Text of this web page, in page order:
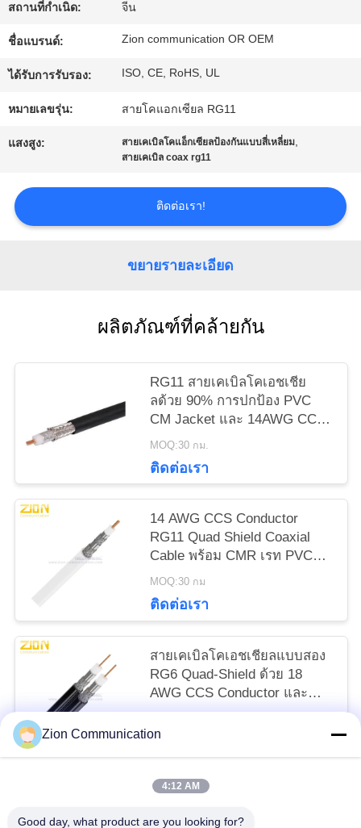
ขอ
ใบ
เสนอ
ราคา
แผนผัง
เว็บไซต์
สถานที่กำเนิด: จีน
ชื่อแบรนด์: Zion communication OR OEM
ได้รับการรับรอง: ISO, CE, RoHS, UL
หมายเลขรุ่น: สายโคแอกเซียล RG11
แสงสูง: สายเคเบิลโคแอ็กเซียลป้องกันแบบสี่เหลี่ยม,
สายเคเบิล coax rg11
ติดต่อเรา!
ขยายรายละเอียด
ผลิตภัณฑ์ที่คล้ายกัน
RG11 สายเคเบิลโคเอชเชีย
ลด้วย 90% การปกป้อง PVC
CM Jacket และ 14AWG CCS
Conductor สําหรับระบบ CATV
MOQ:30 กม.
ติดต่อเรา
14 AWG CCS Conductor
RG11 Quad Shield Coaxial
Cable พร้อม CMR เรท PVC
Jacket สําหรับ CATV
MOQ:30 กม
ติดต่อเรา
สายเคเบิลโคเอชเชียลแบบสอง
RG6 Quad-Shield ด้วย 18
AWG CCS Conductor และ
CMR ได้รับการจัดอันดับสําหรับ
ระบบ CATV MATV
ติดต่อเรา
Zion Communication
4:12 AM
Good day, what product are you looking for?